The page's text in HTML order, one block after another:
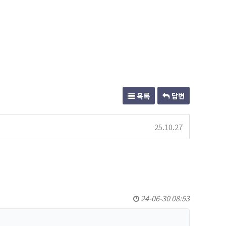
목록 답변
25.10.27
24-06-30 08:53